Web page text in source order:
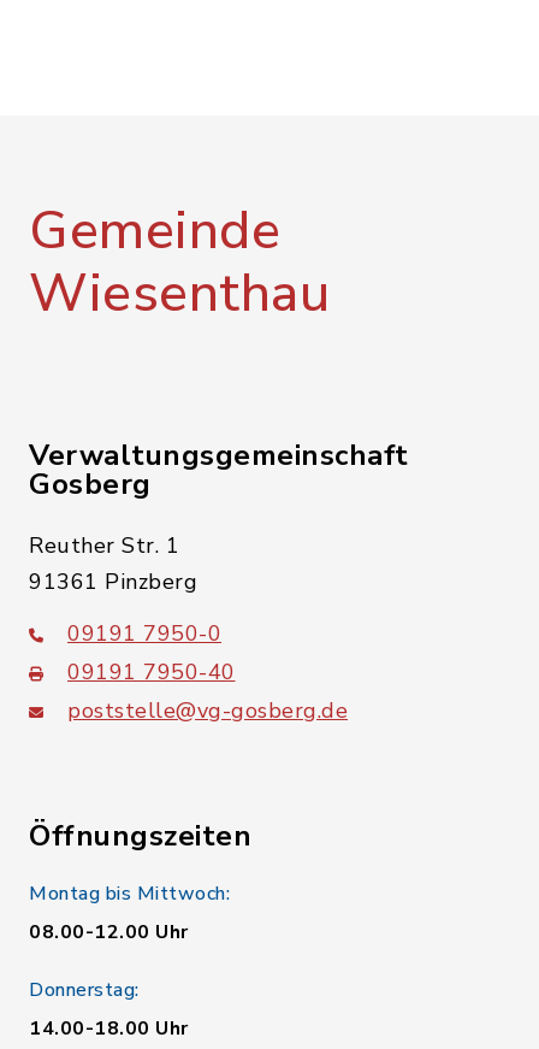
Gemeinde
Wiesenthau
Verwaltungsgemeinschaft
Gosberg
Reuther Str. 1
91361 Pinzberg
09191 7950-0
09191 7950-40
poststelle@vg-gosberg.de
Öffnungszeiten
Montag bis Mittwoch:
08.00-12.00 Uhr
Donnerstag:
14.00-18.00 Uhr